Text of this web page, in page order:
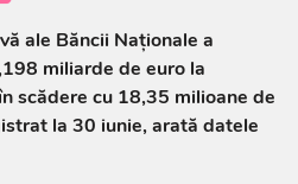
ale Băncii Naționale a
miliarde de euro la
scădere cu 18,35 milioane de
la 30 iunie, arată datele